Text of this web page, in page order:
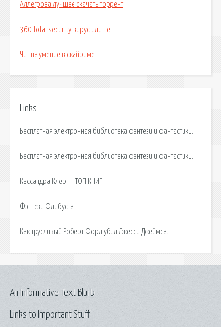
Аллегрова лучшее скачать торрент
360 total security вирус или нет
Чит на умение в скайриме
Links
Бесплатная электронная библиотека фэнтези и фантастики.
Бесплатная электронная библиотека фэнтези и фантастики.
Кассандра Клер — ТОП КНИГ.
Фэнтези Флибуста.
Как трусливый Роберт Форд убил Джесси Джеймса.
Links to Important Stuff
An Informative Text Blurb